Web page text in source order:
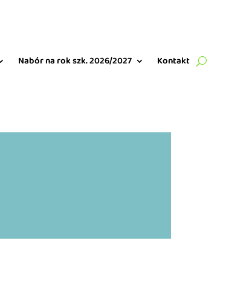
Nabór na rok szk. 2026/2027 Kontakt